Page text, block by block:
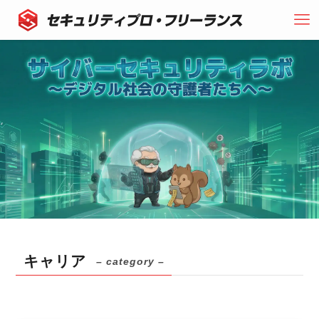
キャリア – category –